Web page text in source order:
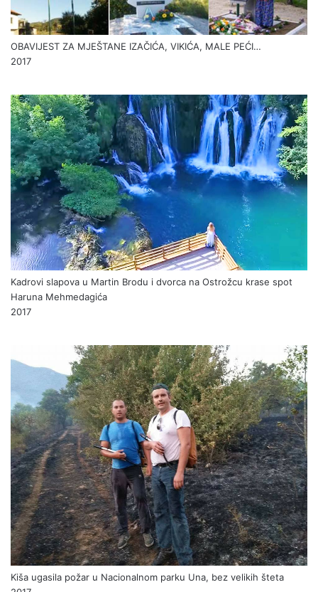
OBAVIJEST ZA MJEŠTANE IZAČIĆA, VIKIĆA, MALE PEĆI…
2017
Kadrovi slapova u Martin Brodu i dvorca na Ostrožcu krase spot
Haruna Mehmedagića
2017
Kiša ugasila požar u Nacionalnom parku Una, bez velikih šteta